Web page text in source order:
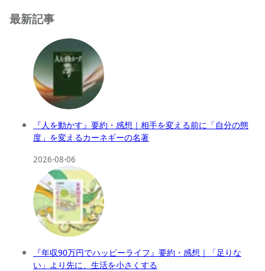
最新記事
『人を動かす』要約・感想｜相手を変える前に「自分の態
度」を変えるカーネギーの名著
2026-08-06
『年収90万円でハッピーライフ』要約・感想｜「足りな
い」より先に、生活を小さくする